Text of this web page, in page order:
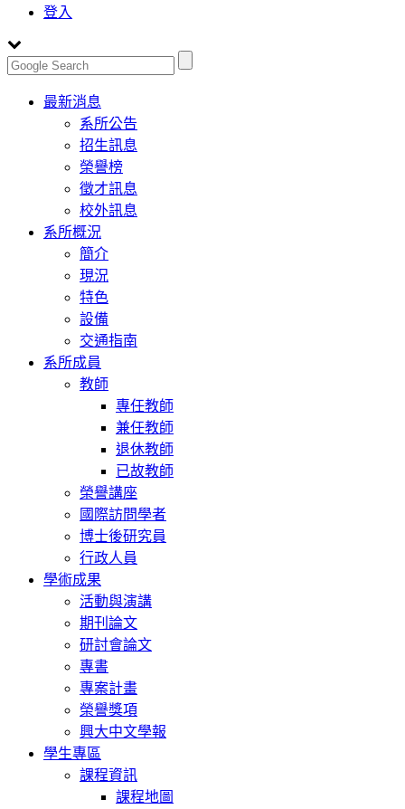
登入
Toggle
navigation
最新消息
系所公告
招生訊息
榮譽榜
徵才訊息
校外訊息
系所概況
簡介
現況
特色
設備
交通指南
系所成員
教師
專任教師
兼任教師
退休教師
已故教師
榮譽講座
國際訪問學者
博士後研究員
行政人員
學術成果
活動與演講
期刊論文
研討會論文
專書
專案計畫
榮譽獎項
興大中文學報
學生專區
課程資訊
課程地圖